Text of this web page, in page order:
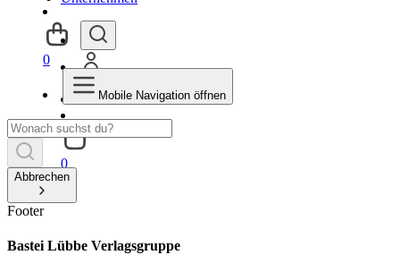
0
0
Mobile Navigation öffnen
Abbrechen
Footer
Bastei Lübbe Verlagsgruppe